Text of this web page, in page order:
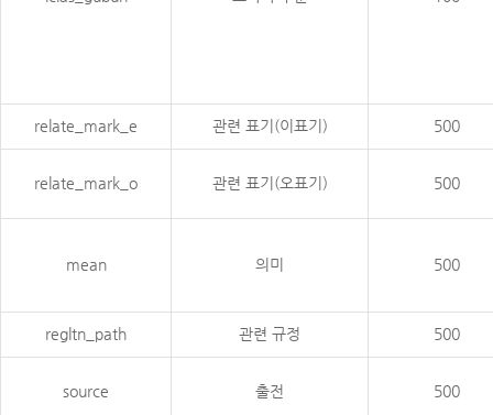
relate_mark_e 관련 표기(이표기) 500
relate_mark_o 관련 표기(오표기) 500
mean 의미 500
regltn_path 관련 규정 500
source 출전 500